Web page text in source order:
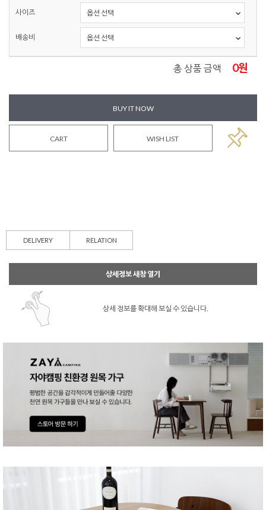
사이즈
배송비
총 상품 금액 0원
BUY IT NOW
CART WISH LIST
DELIVERY RELATION
상세정보 새창 열기
상세 정보를 확대해 보실 수 있습니다.